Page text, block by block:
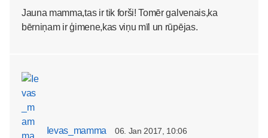
Jauna mamma,tas ir tik forši! Tomēr galvenais,ka
bērniņam ir ģimene,kas viņu mīl un rūpējas.
Ievas_mamma
06. Jan 2017, 10:06